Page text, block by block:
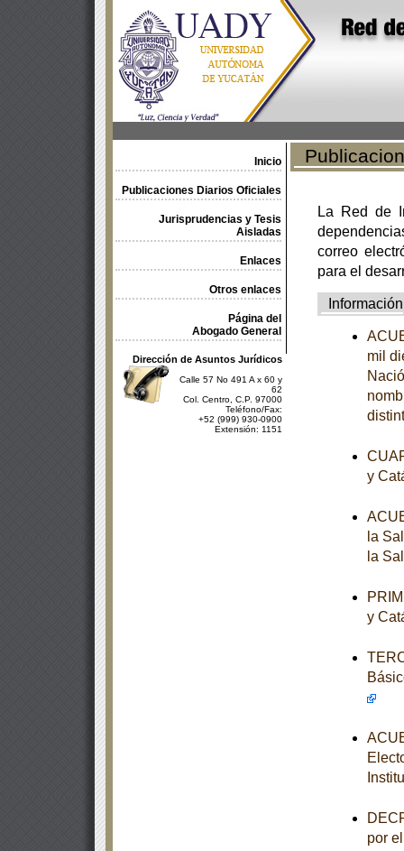
Inicio
Publicaciones Diarios Oficiales
Jurisprudencias y Tesis
Aisladas
Enlaces
Otros enlaces
Página del
Abogado General
Dirección de Asuntos Jurídicos
Calle 57 No 491 A x 60 y
62
Col. Centro, C.P. 97000
Teléfono/Fax:
+52 (999) 930-0900
Extensión: 1151
La Red de
correo
para el
Información
mil
y
la
la
y
por